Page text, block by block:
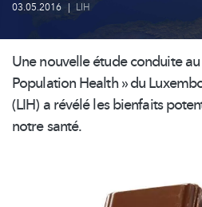
03.05.2016 | LIH
Une nouvelle étude conduite
Population Health » du
(LIH) a révélé les bienfaits
notre santé.